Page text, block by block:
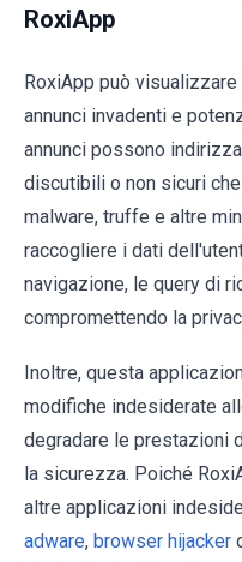
RoxiApp
RoxiApp può
annunci invadenti e
annunci possono
discutibili o non sicuri
malware, truffe e altre
raccogliere i dati
navigazione, le query di
compromettendo la
Inoltre, questa
modifiche indesiderate
degradare le prestazioni
la sicurezza. Poiché
altre applicazioni
adware, browser hijacker